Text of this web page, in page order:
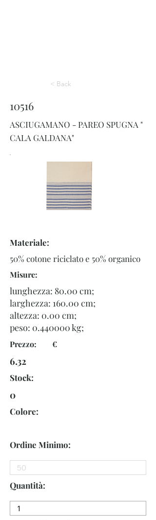
< Back
10516
ASCIUGAMANO - PAREO SPUGNA "
CALA GALDANA"
Materiale:
50% cotone riciclato e 50% organico
Misure:
lunghezza: 80.00 cm;
larghezza: 160.00 cm;
altezza: 0.00 cm;
peso: 0.440000kg;
Prezzo: €
6.32
Stock:
0
Colore:
Ordine Minimo:
Quantità: